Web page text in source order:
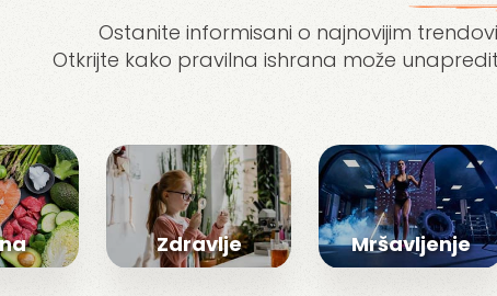
Ostanite informisani o najnovijim
Otkrijte kako pravilna ishrana može
Zdravlje Mršavljenje